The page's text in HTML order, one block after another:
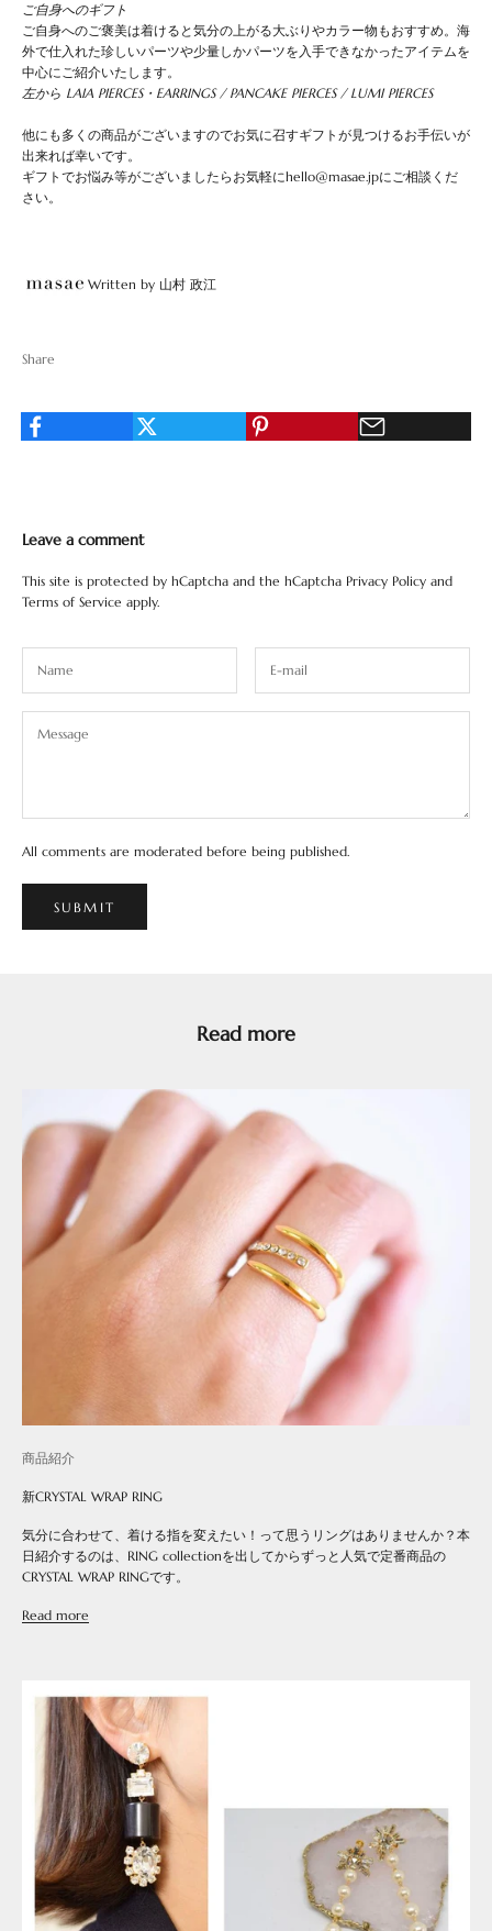
ご自身へのギフト
ご自身へのご褒美は着けると気分の上がる大ぶりやカラー物もおすすめ。海
外で仕入れた珍しいパーツや少量しかパーツを入手できなかったアイテムを
中心にご紹介いたします。
左から LAIA PIERCES・ EARRINGS/ PANCAKE PIERCES/ LUMI PIERCES
他にも多くの商品がございますのでお気に召すギフトが見つけるお手伝いが
出来れば幸いです。
ギフトでお悩み等がございましたらお気軽にhello@masae.jpにご相談くだ
さい。
Written by 山村 政江
Share
Leave a comment
This site is protected by hCaptcha and the hCaptcha Privacy Policy and
Terms of Service apply.
All comments are moderated before being published.
SUBMIT
Read more
商品紹介
新CRYSTAL WRAP RING
気分に合わせて、着ける指を変えたい！って思うリングはありませんか？本
日紹介するのは、RING collectionを出してからずっと人気で定番商品の
CRYSTAL WRAP RINGです。
Read more